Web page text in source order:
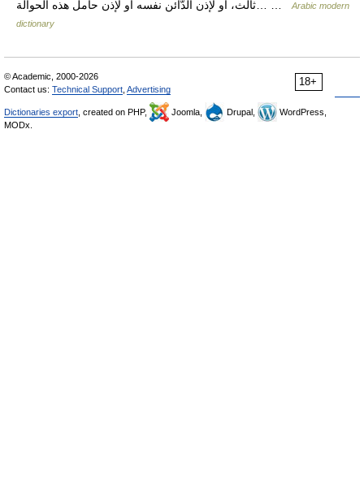
Arabic modern
dictionary
18+
© Academic, 2000-2026
Contact us: Technical Support Advertising
Dictionaries export , created on PHP, Joomla, Drupal,
WordPress,
MODx.